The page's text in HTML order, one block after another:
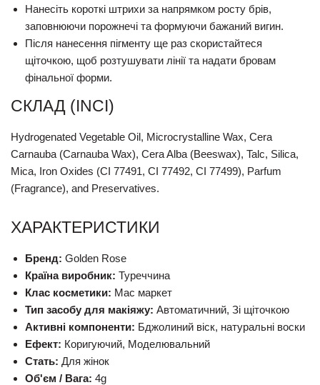
Нанесіть короткі штрихи за напрямком росту брів,
заповнюючи порожнечі та формуючи бажаний вигин.
Після нанесення пігменту ще раз скористайтеся
щіточкою, щоб розтушувати лінії та надати бровам
фінальної форми.
СКЛАД (INCI)
Hydrogenated Vegetable Oil, Microcrystalline Wax, Cera
Carnauba (Carnauba Wax), Cera Alba (Beeswax), Talc, Silica,
Mica, Iron Oxides (CI 77491, CI 77492, CI 77499), Parfum
(Fragrance), and Preservatives.
ХАРАКТЕРИСТИКИ
Бренд: Golden Rose
Країна виробник: Туреччина
Клас косметики: Мас маркет
Тип засобу для макіяжу: Автоматичний, Зі щіточкою
Активні компоненти: Бджолиний віск, натуральні воски
Ефект: Коригуючий, Моделювальний
Стать: Для жінок
Об'єм / Вага: 4g